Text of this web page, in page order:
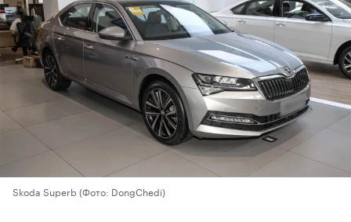
Skoda Superb (Фото: DongChedi)